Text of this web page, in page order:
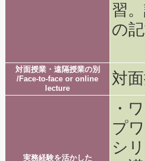
習
の
対面授業・遠隔授業の別
/Face-to-face or online
lecture
対
実務経験を活かした
・
プ
シ